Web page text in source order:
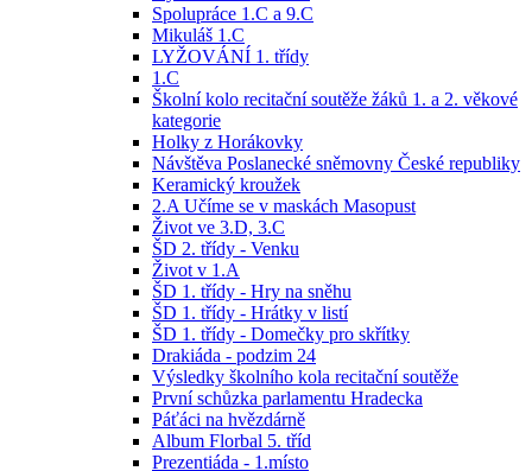
Spolupráce 1.C a 9.C
Mikuláš 1.C
LYŽOVÁNÍ 1. třídy
1.C
Školní kolo recitační soutěže žáků 1. a 2. věkové
kategorie
Holky z Horákovky
Návštěva Poslanecké sněmovny České republiky
Keramický kroužek
2.A Učíme se v maskách Masopust
Život ve 3.D, 3.C
ŠD 2. třídy - Venku
Život v 1.A
ŠD 1. třídy - Hry na sněhu
ŠD 1. třídy - Hrátky v listí
ŠD 1. třídy - Domečky pro skřítky
Drakiáda - podzim 24
Výsledky školního kola recitační soutěže
První schůzka parlamentu Hradecka
Páťáci na hvězdárně
Album Florbal 5. tříd
Prezentiáda - 1.místo